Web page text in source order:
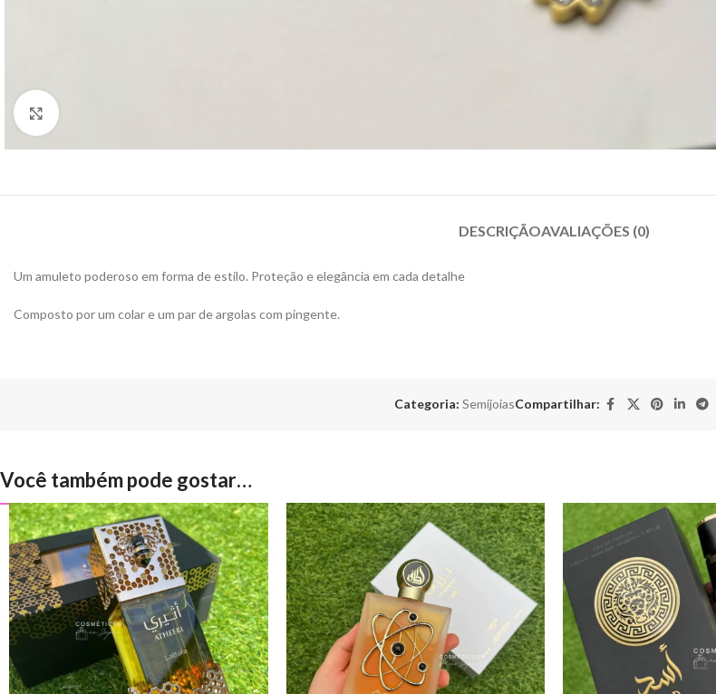
DESCRIÇÃOAVALIAÇÕES (0)
Um amuleto poderoso em forma de estilo. Proteção e elegância em cada detalhe
Composto por um colar e um par de argolas com pingente.
Categoria: SemijoiasCompartilhar:
Você também pode gostar…